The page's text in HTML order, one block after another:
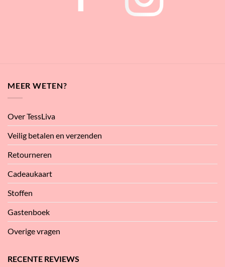
MEER WETEN?
Over TessLiva
Veilig betalen en verzenden
Retourneren
Cadeaukaart
Stoffen
Gastenboek
Overige vragen
RECENTE REVIEWS